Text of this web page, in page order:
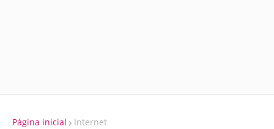
Página inicial Internet